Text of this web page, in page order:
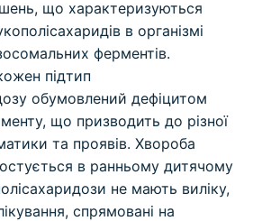
що характеризуються
в організмі
ферментів.
підтип
обумовлений дефіцитом
що призводить до різної
та проявів. Хвороба
в ранньому дитячому
не мають виліку,
спрямовані на